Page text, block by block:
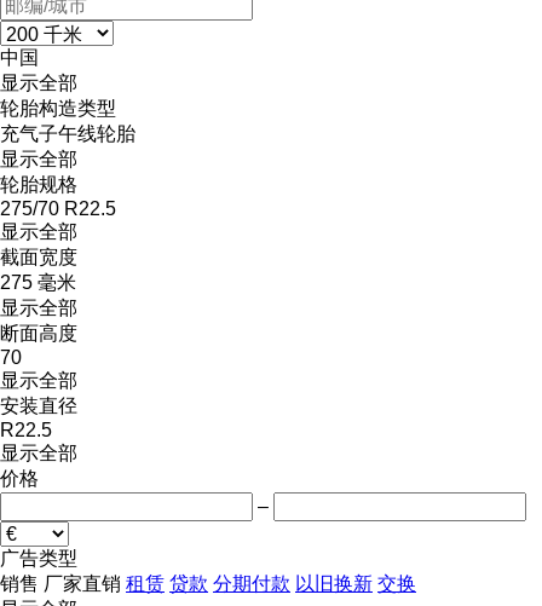
中国
显示全部
轮胎构造类型
充气子午线轮胎
显示全部
轮胎规格
275/70 R22.5
显示全部
截面宽度
275 毫米
显示全部
断面高度
70
显示全部
安装直径
R22.5
显示全部
价格
–
广告类型
销售 厂家直销 租赁 贷款 分期付款 以旧换新 交换